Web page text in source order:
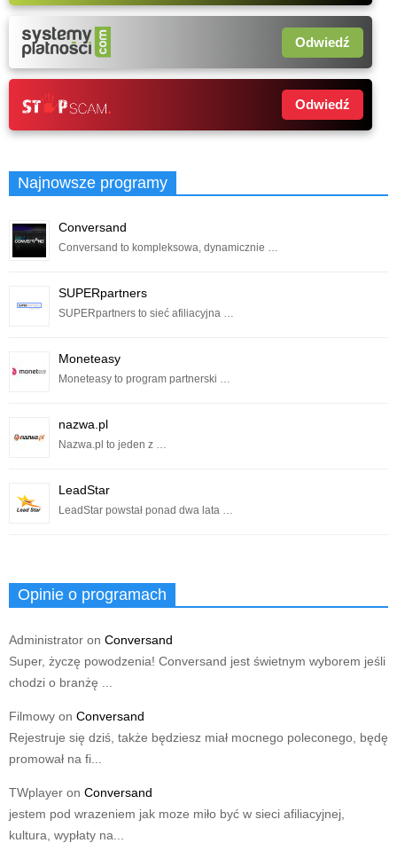
Odwiedź
Odwiedź
Najnowsze programy
Conversand
Conversand to kompleksowa, dynamicznie …
SUPERpartners
SUPERpartners to sieć afiliacyjna …
Moneteasy
Moneteasy to program partnerski …
nazwa.pl
Nazwa.pl to jeden z …
LeadStar
LeadStar powstał ponad dwa lata …
Opinie o programach
Administrator on Conversand
Super, życzę powodzenia! Conversand jest świetnym wyborem jeśli
chodzi o branżę ...
Filmowy on Conversand
Rejestruje się dziś, także będziesz miał mocnego poleconego, będę
promował na fi...
TWplayer on Conversand
jestem pod wrazeniem jak moze miło być w sieci afiliacyjnej,
kultura, wypłaty na...